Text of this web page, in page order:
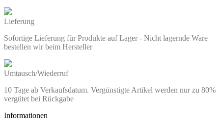
Lieferung
Sofortige Lieferung für Produkte auf Lager - Nicht lagernde Ware
bestellen wir beim Hersteller
Umtausch/Wiederruf
10 Tage ab Verkaufsdatum. Vergünstigte Artikel werden nur zu 80%
vergütet bei Rückgabe
Informationen